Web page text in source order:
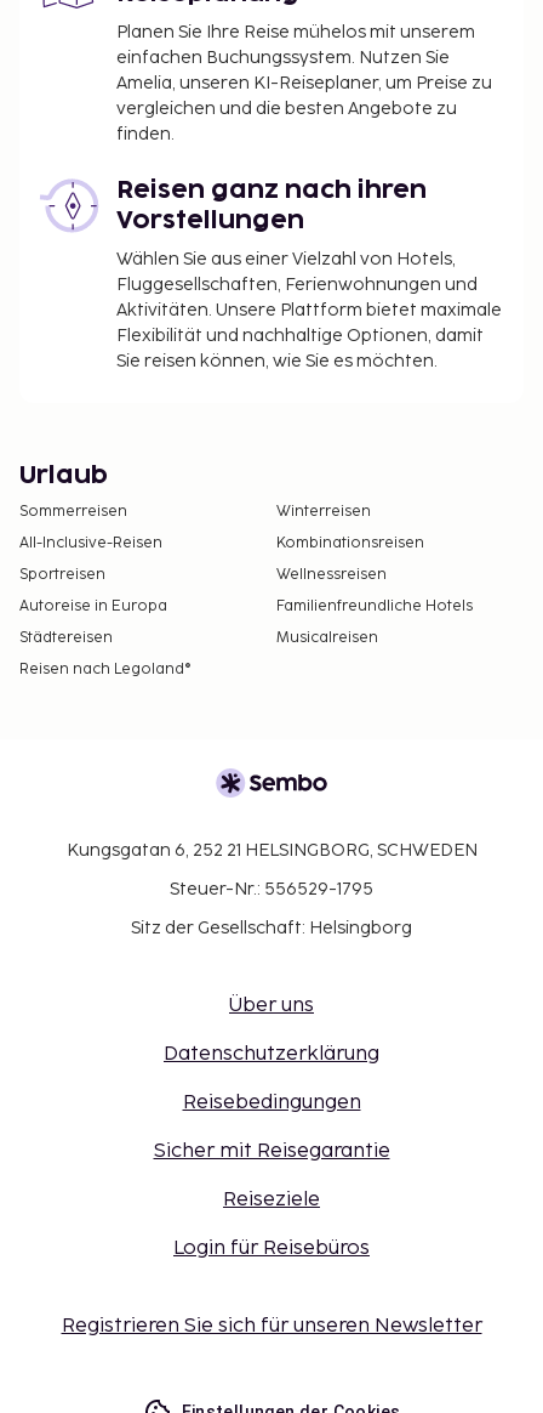
Planen Sie Ihre Reise mühelos mit unserem
einfachen Buchungssystem. Nutzen Sie
Amelia, unseren KI-Reiseplaner, um Preise zu
vergleichen und die besten Angebote zu
finden.
Reisen ganz nach ihren
Vorstellungen
Wählen Sie aus einer Vielzahl von Hotels,
Fluggesellschaften, Ferienwohnungen und
Aktivitäten. Unsere Plattform bietet maximale
Flexibilität und nachhaltige Optionen, damit
Sie reisen können, wie Sie es möchten.
Urlaub
Sommerreisen
Winterreisen
All-Inclusive-Reisen
Kombinationsreisen
Sportreisen
Wellnessreisen
Autoreise in Europa
Familienfreundliche Hotels
Städtereisen
Musicalreisen
Reisen nach Legoland®
Kungsgatan 6, 252 21 HELSINGBORG, SCHWEDEN
Steuer-Nr.: 556529-1795
Sitz der Gesellschaft: Helsingborg
Über uns
Datenschutzerklärung
Reisebedingungen
Sicher mit Reisegarantie
Reiseziele
Login für Reisebüros
Registrieren Sie sich für unseren Newsletter